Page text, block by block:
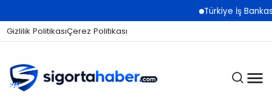
Türkiye İş Bankası
Gizlilik PolitikasıÇerez Politikası